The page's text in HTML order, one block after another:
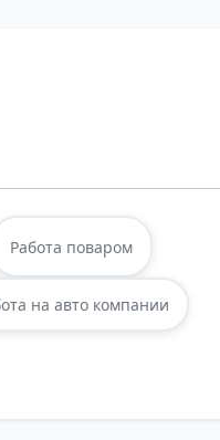
Работа поваром
на авто компании